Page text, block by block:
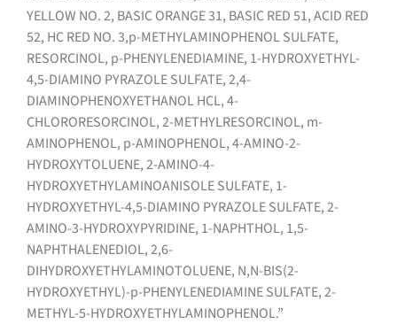
YELLOW NO. 2, BASIC ORANGE 31, BASIC RED 51, ACID RED
52, HC RED NO. 3,p-METHYLAMINOPHENOL SULFATE,
RESORCINOL, p-PHENYLENEDIAMINE, 1-HYDROXYETHYL-
4,5-DIAMINO PYRAZOLE SULFATE, 2,4-
DIAMINOPHENOXYETHANOL HCL, 4-
CHLORORESORCINOL, 2-METHYLRESORCINOL, m-
AMINOPHENOL, p-AMINOPHENOL, 4-AMINO-2-
HYDROXYTOLUENE, 2-AMINO-4-
HYDROXYETHYLAMINOANISOLE SULFATE, 1-
HYDROXYETHYL-4,5-DIAMINO PYRAZOLE SULFATE, 2-
AMINO-3-HYDROXYPYRIDINE, 1-NAPHTHOL, 1,5-
NAPHTHALENEDIOL, 2,6-
DIHYDROXYETHYLAMINOTOLUENE, N,N-BIS(2-
HYDROXYETHYL)-p-PHENYLENEDIAMINE SULFATE, 2-
METHYL-5-HYDROXYETHYLAMINOPHENOL.”